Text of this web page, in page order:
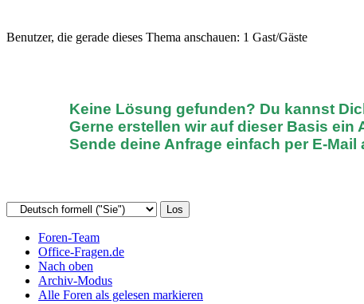
Benutzer, die gerade dieses Thema anschauen: 1 Gast/Gäste
Keine Lösung gefunden? Du kannst
Gerne erstellen wir auf dieser Basis ein
Sende deine Anfrage einfach per E-Mail
Foren-Team
Office-Fragen.de
Nach oben
Archiv-Modus
Alle Foren als gelesen markieren